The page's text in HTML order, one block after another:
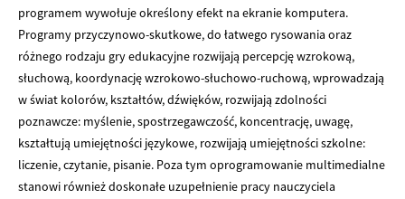
programem wywołuje określony efekt na ekranie komputera.
Programy przyczynowo-skutkowe, do łatwego rysowania oraz
różnego rodzaju gry edukacyjne rozwijają percepcję wzrokową,
słuchową, koordynację wzrokowo-słuchowo-ruchową, wprowadzają
w świat kolorów, kształtów, dźwięków, rozwijają zdolności
poznawcze: myślenie, spostrzegawczość, koncentrację, uwagę,
kształtują umiejętności językowe, rozwijają umiejętności szkolne:
liczenie, czytanie, pisanie. Poza tym oprogramowanie multimedialne
stanowi również doskonałe uzupełnienie pracy nauczyciela